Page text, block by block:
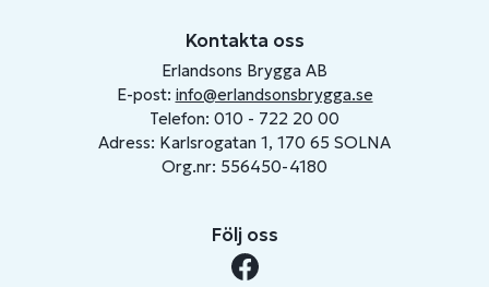
Kontakta oss
Erlandsons Brygga AB
E-post: info@erlandsonsbrygga.se
Telefon: 010 - 722 20 00
Adress: Karlsrogatan 1, 170 65 SOLNA
Org.nr: 556450-4180
Följ oss